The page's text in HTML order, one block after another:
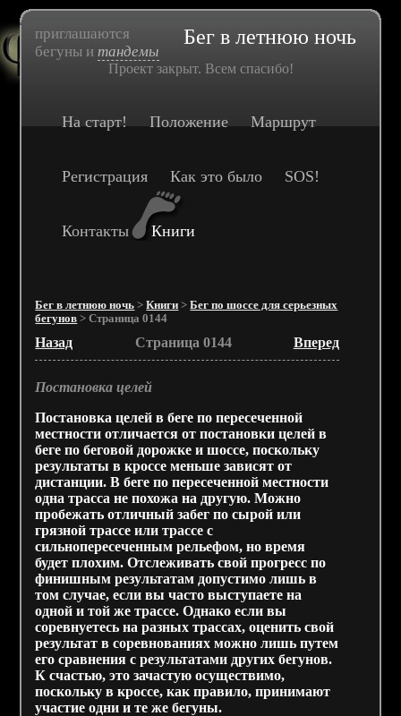
приглашаются
бегуны итандемы
Бег в летнюю ночь
Проект закрыт. Всем спасибо!
На старт! Положение Маршрут
Регистрация Как это было SOS!
Контакты Книги
Бег в летнюю ночь >Книги >Бег по шоссе для серьезных
бегунов > Страница 0144
Назад Страница 0144 Вперед
Постановка целей
Постановка целей в беге по пересеченной
местности отличается от постановки целей в
беге по беговой дорожке и шоссе, поскольку
результаты в кроссе меньше зависят от
дистанции. В беге по пересеченной местности
одна трасса не похожа на другую. Можно
пробежать отличный забег по сырой или
грязной трассе или трассе с
сильнопересеченным рельефом, но время
будет плохим. Отслеживать свой прогресс по
финишным результатам допустимо лишь в
том случае, если вы часто выступаете на
одной и той же трассе. Однако если вы
соревнуетесь на разных трассах, оценить свой
результат в соревнованиях можно лишь путем
его сравнения с результатами других бегунов.
К счастью, это зачастую осуществимо,
поскольку в кроссе, как правило, принимают
участие одни и те же бегуны.